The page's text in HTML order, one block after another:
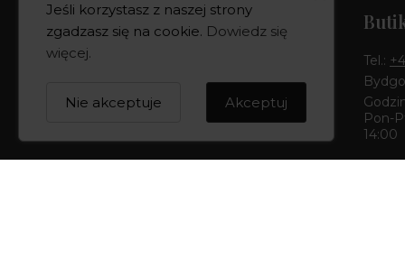
Tel.:
Pon-
14:00
Jeśli korzystasz z naszej strony
zgadzasz się na cookie. Dowiedz się
więcej.
Akceptuj
Nie akceptuje